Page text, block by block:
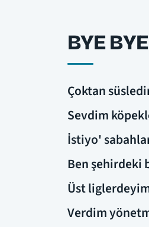
BYE
Çoktan
Sevdim
İstiyo'
Ben şehirdeki
Üst
Verdim